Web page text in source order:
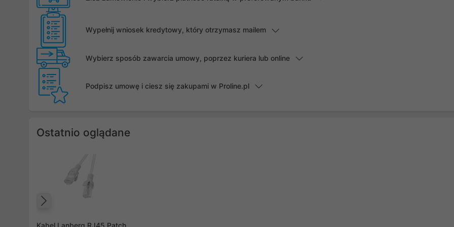
Wypełnij wniosek kredytowy, który otrzymasz mailem
Wybierz sposób zawarcia umowy, poprzez kuriera lub online
Podpisz umowę i ciesz się zakupami w Proline.pl
Ostatnio oglądane